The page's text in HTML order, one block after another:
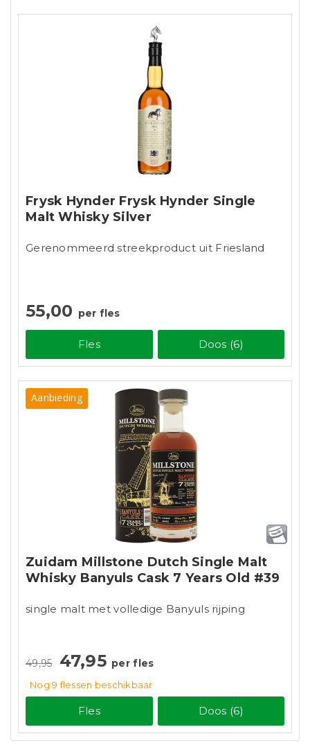
Frysk Hynder Frysk Hynder Single
Malt Whisky Silver
Gerenommeerd streekproduct uit Friesland
55,00 per fles
Fles Doos (6)
Aanbieding
Zuidam Millstone Dutch Single Malt
Whisky Banyuls Cask 7 Years Old #39
single malt met volledige Banyuls rijping
49,95 47,95 per fles
Nog 9 flessen beschikbaar
Fles Doos (6)